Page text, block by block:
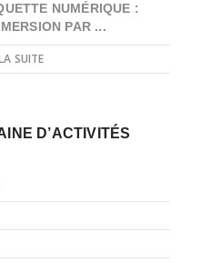
NUMÉRIQUE :
PAR ...
SUITE
D’ACTIVITÉS